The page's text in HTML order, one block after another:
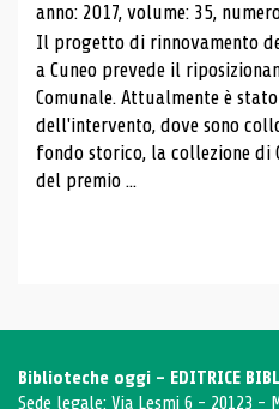
anno: 2017, volume: 35,
Il progetto di rinnovamento
a Cuneo prevede il
Comunale. Attualmente è
dell'intervento, dove sono
fondo storico, la collezione di
del premio ...
Biblioteche oggi - EDITRICE
Sede legale: Via Lesmi 6 - 20123 -